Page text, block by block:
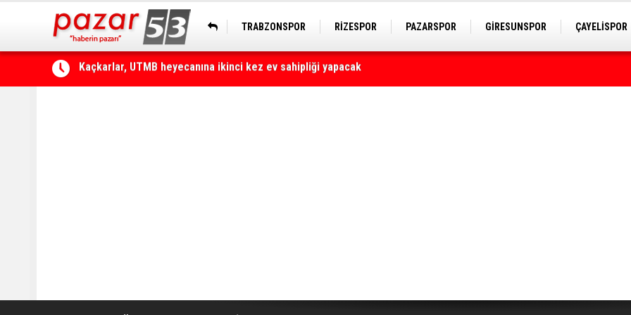
TRABZONSPOR RİZESPOR PAZARSPOR GİRESUNSPOR ÇAYELİSPOR
Çamlıhemşin'de otomobilin üzerine kaya düştü: 1 yaralı